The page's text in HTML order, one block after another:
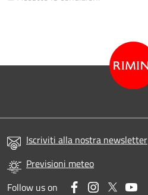
Iscriviti alla nostra newsletter
Previsioni meteo
Follow us on
FacebookInstagram
Twitter